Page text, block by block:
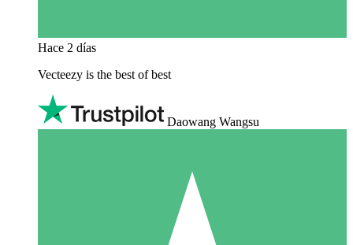
Hace 2 días
Vecteezy is the best of best
Daowang Wangsu